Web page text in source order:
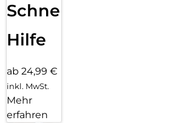
Schnelle
Hilfe
ab 24,99 €
inkl. MwSt.
Mehr
erfahren